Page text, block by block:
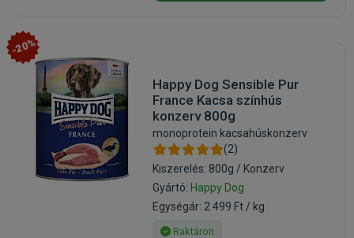
-20%
Happy Dog Sensible Pur
France Kacsa színhús
konzerv 800g
monoprotein kacsahúskonzerv
(2)
Kiszerelés: 800g / Konzerv
Gyártó: Happy Dog
Egységár: 2 499 Ft / kg
Raktáron